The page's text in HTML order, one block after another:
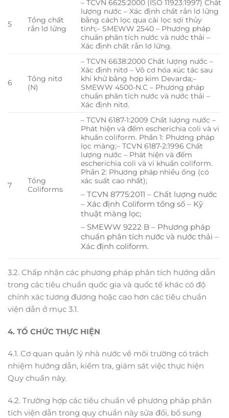
5
Tổng chất
rắn lơ lửng
– TCVN 6625:2000 (ISO 11923:1997) Chất
lượng nước – Xác định chất rắn lơ lửng
bằng cách lọc qua cái lọc sợi thủy
tinh;– SMEWW 2540 – Phương pháp
chuẩn phân tích nước và nước thải –
Xác định chất rắn lơ lửng.
6
Tổng nitơ
(N)
– TCVN 6638:2000 Chất lượng nước –
Xác định nitơ – Vô cơ hóa xúc tác sau
khi khử bằng hợp kim Devarda;–
SMEWW 4500-N.C – Phương pháp
chuẩn phân tích nước và nước thải –
Xác định nitơ.
7
Tổng
Coliforms
– TCVN 6187-1:2009 Chất lượng nước –
Phát hiện và đếm escherichia coli và vi
khuẩn coliform. Phần 1: Phương pháp
lọc màng;– TCVN 6187-2:1996 Chất
lượng nước – Phát hiện và đếm
escherichia coli và vi khuẩn coliform.
Phần 2: Phương pháp nhiều ống (có
xác suất cao nhất);
– TCVN 8775:2011 – Chất lượng nước
– Xác định Coliform tổng số – Kỹ
thuật màng lọc;
– SMEWW 9222 B – Phương pháp
chuẩn phân tích nước và nước thải –
Xác định coliform.
3.2. Chấp nhận các phương pháp phân tích hướng dẫn
trong các tiêu chuẩn quốc gia và quốc tế khác có độ
chính xác tương đương hoặc cao hơn các tiêu chuẩn
viện dẫn ở mục 3.1.
4. TỔ CHỨC THỰC HIỆN
4.1. Cơ quan quản lý nhà nước về môi trường có trách
nhiệm hướng dẫn, kiểm tra, giám sát việc thực hiện
Quy chuẩn này.
4.2. Trường hợp các tiêu chuẩn về phương pháp phân
tích viện dẫn trong quy chuẩn này sửa đổi, bổ sung